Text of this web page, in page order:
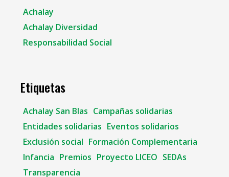
Achalay
Achalay Diversidad
Responsabilidad Social
Etiquetas
Achalay San Blas Campañas solidarias
Entidades solidarias Eventos solidarios
Exclusión social Formación Complementaria
Infancia Premios Proyecto LICEO SEDAs
Transparencia